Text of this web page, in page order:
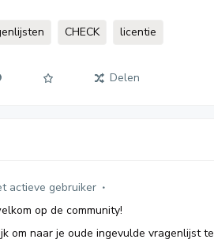
CHECK licentie
Delen
actieve gebruiker
op de community!
om naar je oude ingevulde vragenlijst